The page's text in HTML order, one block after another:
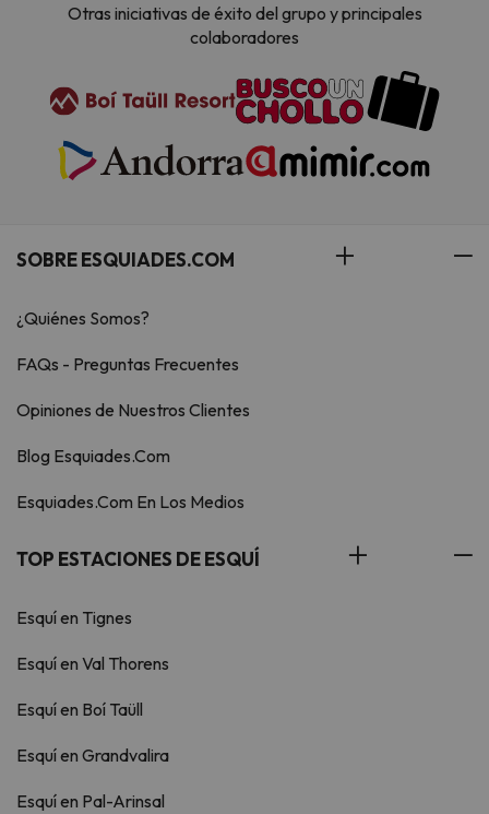
Otras iniciativas de éxito del grupo y principales
colaboradores
SOBRE ESQUIADES.COM
¿Quiénes Somos?
FAQs - Preguntas Frecuentes
Opiniones de Nuestros Clientes
Blog Esquiades.Com
Esquiades.Com En Los Medios
TOP ESTACIONES DE ESQUÍ
Esquí en Tignes
Esquí en Val Thorens
Esquí en Boí Taüll
Esquí en Grandvalira
Esquí en Pal-Arinsal